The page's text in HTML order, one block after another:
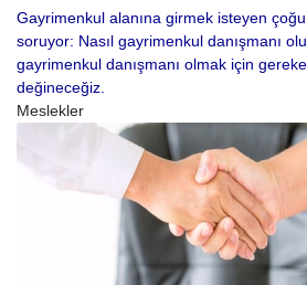
Gayrimenkul alanına girmek isteyen
soruyor: Nasıl gayrimenkul danışmanı
gayrimenkul danışmanı olmak için
değineceğiz.
Meslekler